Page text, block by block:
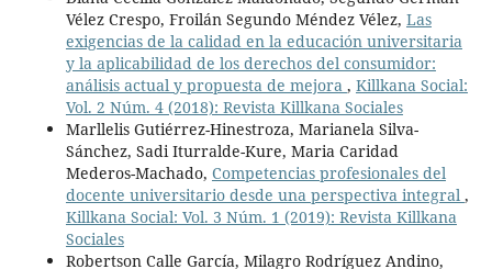
Vélez Crespo, Froilán Segundo Méndez Vélez, Las
exigencias de la calidad en la educación universitaria
y la aplicabilidad de los derechos del consumidor:
análisis actual y propuesta de mejora , Killkana Social:
Vol. 2 Núm. 4 (2018): Revista Killkana Sociales
Marllelis Gutiérrez-Hinestroza, Marianela Silva-
Sánchez, Sadi Iturralde-Kure, Maria Caridad
Mederos-Machado, Competencias profesionales del
docente universitario desde una perspectiva integral ,
Killkana Social: Vol. 3 Núm. 1 (2019): Revista Killkana
Sociales
Robertson Calle García, Milagro Rodríguez Andino,